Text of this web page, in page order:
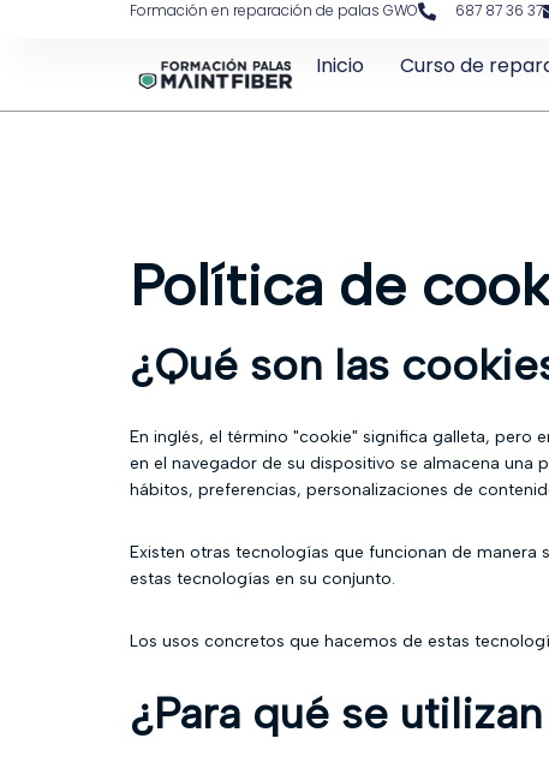
Formación en reparación de palas GWO 687 87 36 37
Inicio Curso de
Política de
¿Qué son las
En inglés, el término "cookie" significa galleta, pero
en el navegador de su dispositivo se almacena
hábitos, preferencias, personalizaciones de
Existen otras tecnologías que funcionan de
estas tecnologías en su conjunto.
Los usos concretos que hacemos de estas
¿Para qué se